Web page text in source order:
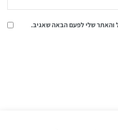
והאתר שלי לפעם הבאה שאגיב.